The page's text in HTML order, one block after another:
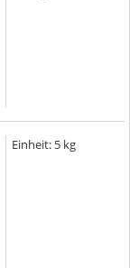
Einheit: 5 kg